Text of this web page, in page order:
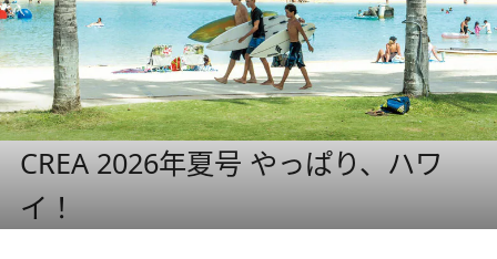
CREA 2026年夏号 やっぱり、ハワ
イ！